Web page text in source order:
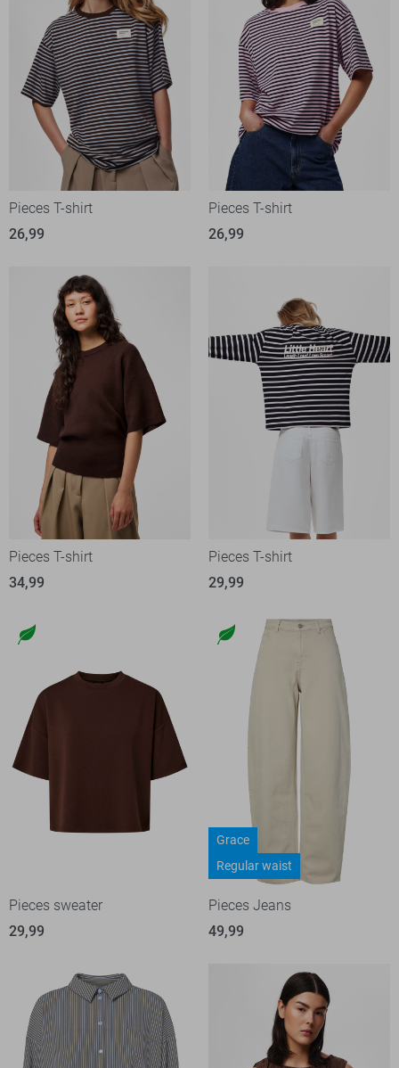
Pieces T-shirt
26,99
Pieces T-shirt
26,99
Pieces T-shirt
34,99
Pieces T-shirt
29,99
Pieces sweater
29,99
Grace
Regular waist
Pieces Jeans
49,99